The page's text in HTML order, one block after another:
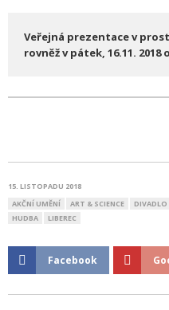
Veřejná prezentace v
rovněž v pátek, 16.11. 2018
15. LISTOPADU 2018
AKČNÍ UMĚNÍ
ART & SCIENCE DIVADLO
HUDBA
LIBEREC
Facebook